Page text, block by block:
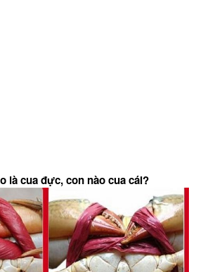
là cua đực, con nào cua cái?